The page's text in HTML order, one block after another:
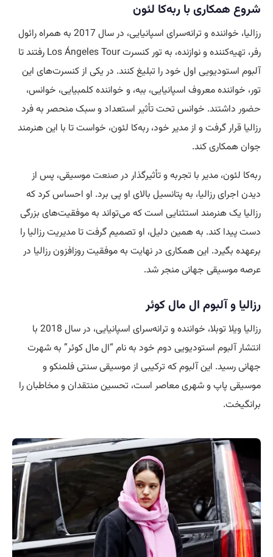
شروع همکاری با ربه‌کا لئون
رزالیا، خواننده و ترانه‌سرای اسپانیایی، در سال 2017 به همراه رائول
رفر، تهیه
‌کننده و نوازنده، به تور کنسرت Los Ángeles Tour رفتند تا
آلبوم استودیویی اول خود را تبلیغ کنند. در یکی از کنسرت‌های این
تور، خواننده معروف اسپانیایی، ببه، و خواننده کلمبیایی، خوانس،
حضور داشتند. خوانس تحت تأثیر استعداد و سبک منحصر به فرد
رزالیا قرار گرفت و از مدیر خود، ربه‌کا لئون، خواست تا با این هنرمند
جوان همکاری کند.
ربه‌کا لئون، مدیر با تجربه و تأثیرگذار درصنعتموسیقی، پس از
دیدن اجرای رزالیا، به پتانسیل بالای او پی برد. او احساس کرد که
رزالیا یک هنرمند استثنایی است که می‌تواند به موفقیت‌های بزرگی
دست پیدا کند. به همین دلیل، او تصمیم گرفت تا مدیریت رزالیا را
برعهده بگیرد. این همکاری در نهایت به موفقیت روزافزون رزالیا در
عرصه موسیقی جهانی منجر شد.
رزالیا و آلبوم ال مال کوئر
رزالیا ویلا توبلا، خواننده و ترانه‌سرای اسپانیایی، در سال 2018 با
انتشار آلبوم استودیویی دوم خود به نام “ال مال کوئر” به شهرت
جهانی رسید. این آلبوم که ترکیبی از موسیقی سنتی فلمنکو و
موسیقی پاپ و شهری معاصر است، تحسین منتقدان و مخاطبان را
برانگیخت.